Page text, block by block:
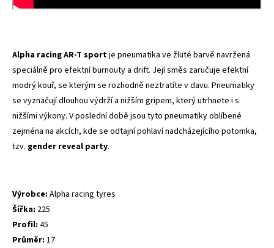
Alpha racing AR-T sportje pneumatika ve žluté barvě navržená
speciálně pro efektní burnouty a drift. Její směs zaručuje efektní
modrý kouř, se kterým se rozhodně neztratíte v davu. Pneumatiky
se vyznačují dlouhou výdrží a nižším gripem, který utrhnete i s
nižšími výkony. V poslední době jsou tyto pneumatiky oblíbené
zejména na akcích, kde se odtajní pohlaví nadcházejícího potomka,
tzv. gender reveal party.
Výrobce: Alpha racing tyres
Šířka: 225
Profil: 45
Průměr: 17